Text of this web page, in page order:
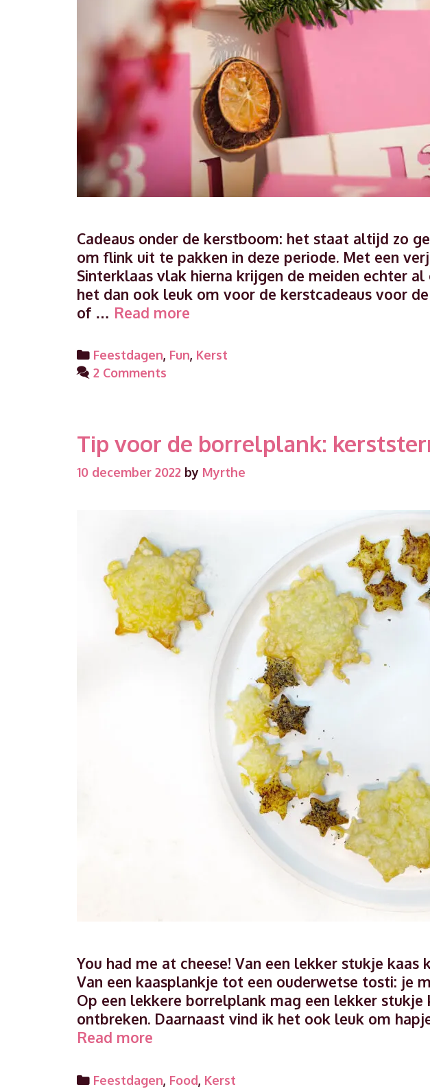
Cadeaus onder de kerstboom: het staat altijd zo
om flink uit te pakken in deze periode. Met een
Sinterklaas vlak hierna krijgen de meiden echter
het dan ook leuk om voor de kerstcadeaus voor
of … Read more
voor
kinderen
Categories
Feestdagen, Fun, Kerst
2 Comments
Tip voor de borrelplank:
10 december 2022 by Myrthe
You had me at cheese! Van een lekker stukje kaas
Van een kaasplankje tot een ouderwetse tosti: je
Op een lekkere borrelplank mag een lekker stukje
ontbreken. Daarnaast vind ik het ook leuk om
Read more
de
Categories
Feestdagen, Food, Kerst